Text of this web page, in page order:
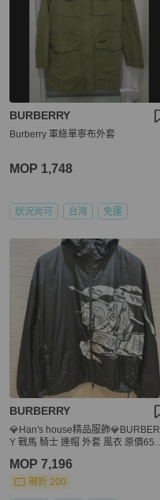
BURBERRY
Burberry 軍綠單寧布外套
MOP 1,748
狀況尚可 台灣 免運
BURBERRY
💎Han's house精品服飾
Y 戰馬 騎士 連帽 外套 風衣 原價6560
MOP 7,196
現折 200